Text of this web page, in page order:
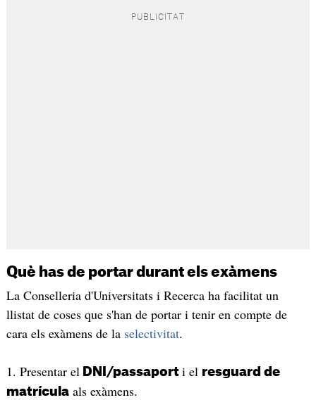
Què has de portar durant els exàmens
La Conselleria d'Universitats i Recerca ha facilitat un
llistat de coses que s'han de portar i tenir en compte de
cara els exàmens de la selectivitat.
1. Presentar el DNI/passaport i el resguard de
matrículaals exàmens.